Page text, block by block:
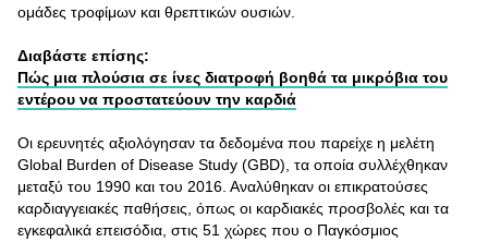
ομάδες τροφίμων και θρεπτικών ουσιών.
Διαβάστε επίσης:
Πώς μια πλούσια σε ίνες διατροφή βοηθά τα μικρόβια του
εντέρου να προστατεύουν την καρδιά
Οι ερευνητές αξιολόγησαν τα δεδομένα που παρείχε η μελέτη
Global Burden of Disease Study (GBD), τα οποία συλλέχθηκαν
μεταξύ του 1990 και του 2016. Αναλύθηκαν οι επικρατούσες
καρδιαγγειακές παθήσεις, όπως οι καρδιακές προσβολές και τα
εγκεφαλικά επεισόδια, στις 51 χώρες που ο Παγκόσμιος